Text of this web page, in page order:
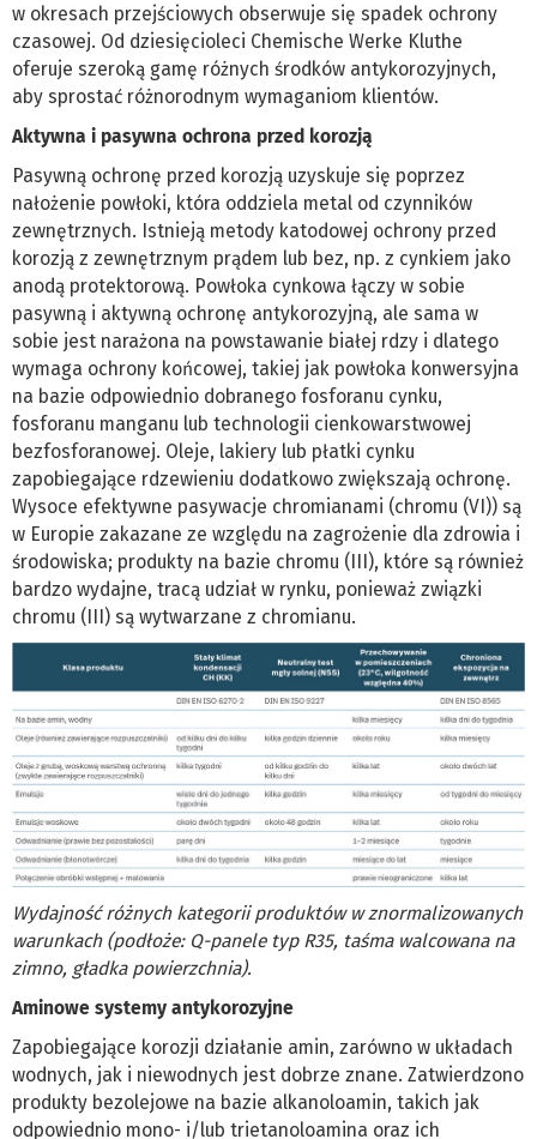
w okresach przejściowych obserwuje się spadek ochrony
czasowej. Od dziesięcioleci Chemische Werke Kluthe
oferuje szeroką gamę różnych środków antykorozyjnych,
aby sprostać różnorodnym wymaganiom klientów.
Aktywna i pasywna ochrona przed korozją
Pasywną ochronę przed korozją uzyskuje się poprzez
nałożenie powłoki, która oddziela metal od czynników
zewnętrznych. Istnieją metody katodowej ochrony przed
korozją z zewnętrznym prądem lub bez, np. z cynkiem jako
anodą protektorową. Powłoka cynkowa łączy w sobie
pasywną i aktywną ochronę antykorozyjną, ale sama w
sobie jest narażona na powstawanie białej rdzy i dlatego
wymaga ochrony końcowej, takiej jak powłoka konwersyjna
na bazie odpowiednio dobranego fosforanu cynku,
fosforanu manganu lub technologii cienkowarstwowej
bezfosforanowej. Oleje, lakiery lub płatki cynku
zapobiegające rdzewieniu dodatkowo zwiększają ochronę.
Wysoce efektywne pasywacje chromianami (chromu (VI)) są
w Europie zakazane ze względu na zagrożenie dla zdrowia i
środowiska; produkty na bazie chromu (III), które są również
bardzo wydajne, tracą udział w rynku, ponieważ związki
chromu (III) są wytwarzane z chromianu.
Wydajność różnych kategorii produktów w znormalizowanych
warunkach (podłoże: Q-panele typ R35, taśma walcowana na
zimno, gładka powierzchnia).
Aminowe systemy antykorozyjne
Zapobiegające korozji działanie amin, zarówno w układach
wodnych, jak i niewodnych jest dobrze znane. Zatwierdzono
produkty bezolejowe na bazie alkanoloamin, takich jak
odpowiednio mono- i/lub trietanoloamina oraz ich